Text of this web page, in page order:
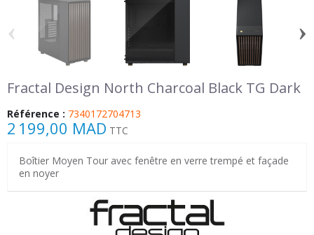
‹ ›
Fractal Design North Charcoal Black TG Dark
Référence : 7340172704713
2 199,00 MAD TTC
Boîtier Moyen Tour avec fenêtre en verre trempé et façade
en noyer